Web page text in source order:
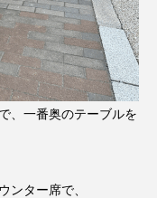
、一番奥のテーブルを
ンター席で、